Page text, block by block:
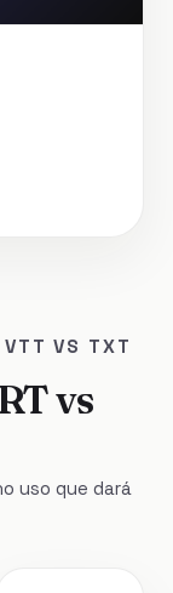
VTT VS TXT
vs
uso que dará